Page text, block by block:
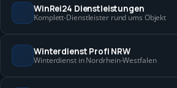
WinRei24 Dienstleistungen
Komplett-Dienstleister rund ums Objekt
Winterdienst Profi NRW
Winterdienst in Nordrhein-Westfalen